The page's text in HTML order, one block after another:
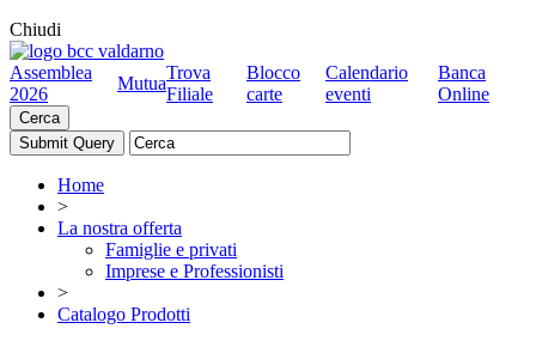
Chiudi
Assemblea
2026
Mutua
Trova
Filiale
Blocco
carte
Calendario
eventi
Banca
Online
Cerca
Home
>
La nostra offerta
Famiglie e privati
Imprese e Professionisti
>
Catalogo Prodotti